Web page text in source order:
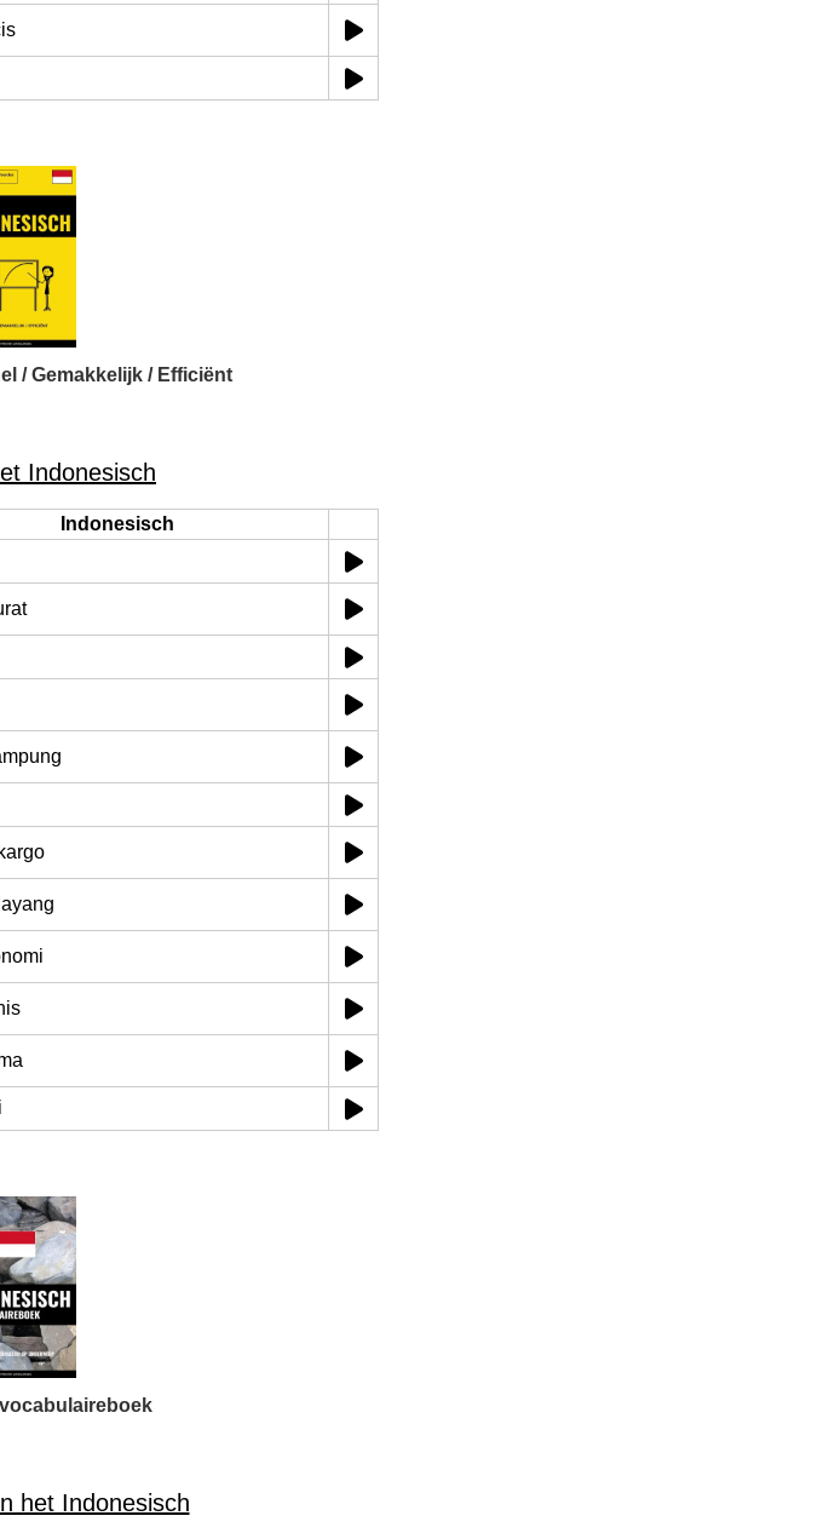
/ Gemakkelijk / Efficiënt
Indonesisch
Indonesisch
het Indonesisch